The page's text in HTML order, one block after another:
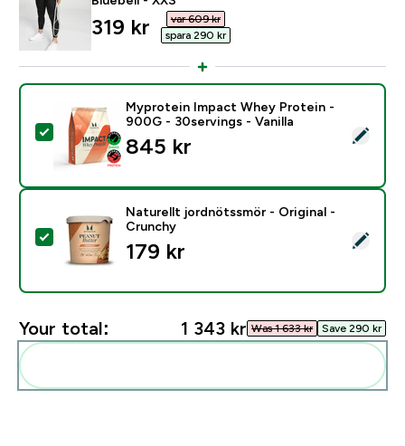
discounted price
319 kr‎
var 609 kr‎
spara 290 kr‎
Select this product - Myprotein Impact Whey
Myprotein Impact Whey Protein -
900G - 30servings - Vanilla
845 kr‎
Select this product - Naturellt jordnötssmör -
Naturellt jordnötssmör - Original -
Crunchy
179 kr‎
Your total: 1 343 kr‎ Was 1 633 kr‎ Save 290 kr‎